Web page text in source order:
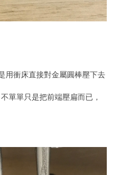
用衝床直接對金屬圓棒壓下去
單單只是把前端壓扁而已，